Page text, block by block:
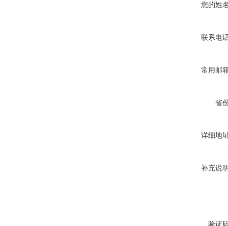
您的姓
联系电
常用邮
省
详细地
补充说
验证